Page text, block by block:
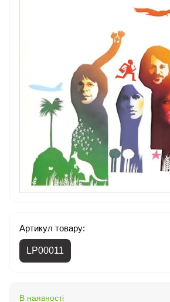
Артикул товару:
LP00011
В наявності